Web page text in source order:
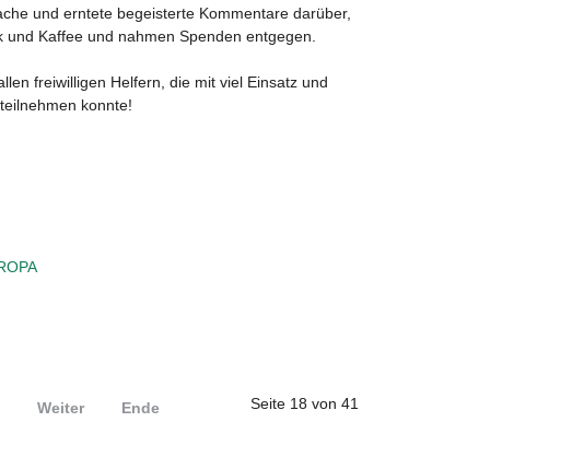
und erntete begeisterte Kommentare darüber,
Kaffee und nahmen Spenden entgegen.
freiwilligen Helfern, die mit viel Einsatz und
konnte!
Seite 18 von 41
Weiter Ende